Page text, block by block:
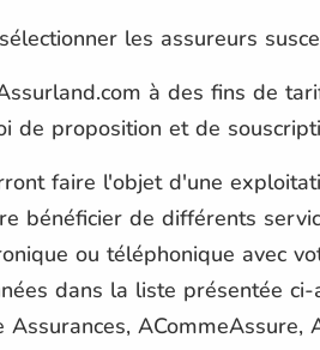
les assureurs
à des fins de
de proposition et de
faire l'objet d'une
bénéficier de différents
ou téléphonique avec
dans la liste présentée ci-
ACommeAssure,